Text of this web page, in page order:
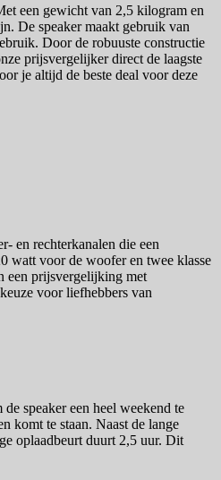
een gewicht van 2,5 kilogram en
De speaker maakt gebruik van
Door de robuuste constructie
prijsvergelijker direct de laagste
je altijd de beste deal voor deze
en rechterkanalen die een
watt voor de woofer en twee klasse
een prijsvergelijking met
voor liefhebbers van
speaker een heel weekend te
komt te staan. Naast de lange
oplaadbeurt duurt 2,5 uur. Dit